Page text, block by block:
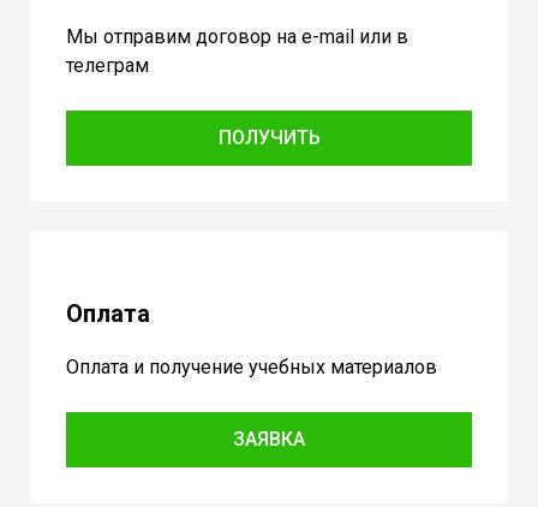
Мы отправим договор на e-mail или в
телеграм
ПОЛУЧИТЬ
Оплата
Оплата и получение учебных материалов
ЗАЯВКА